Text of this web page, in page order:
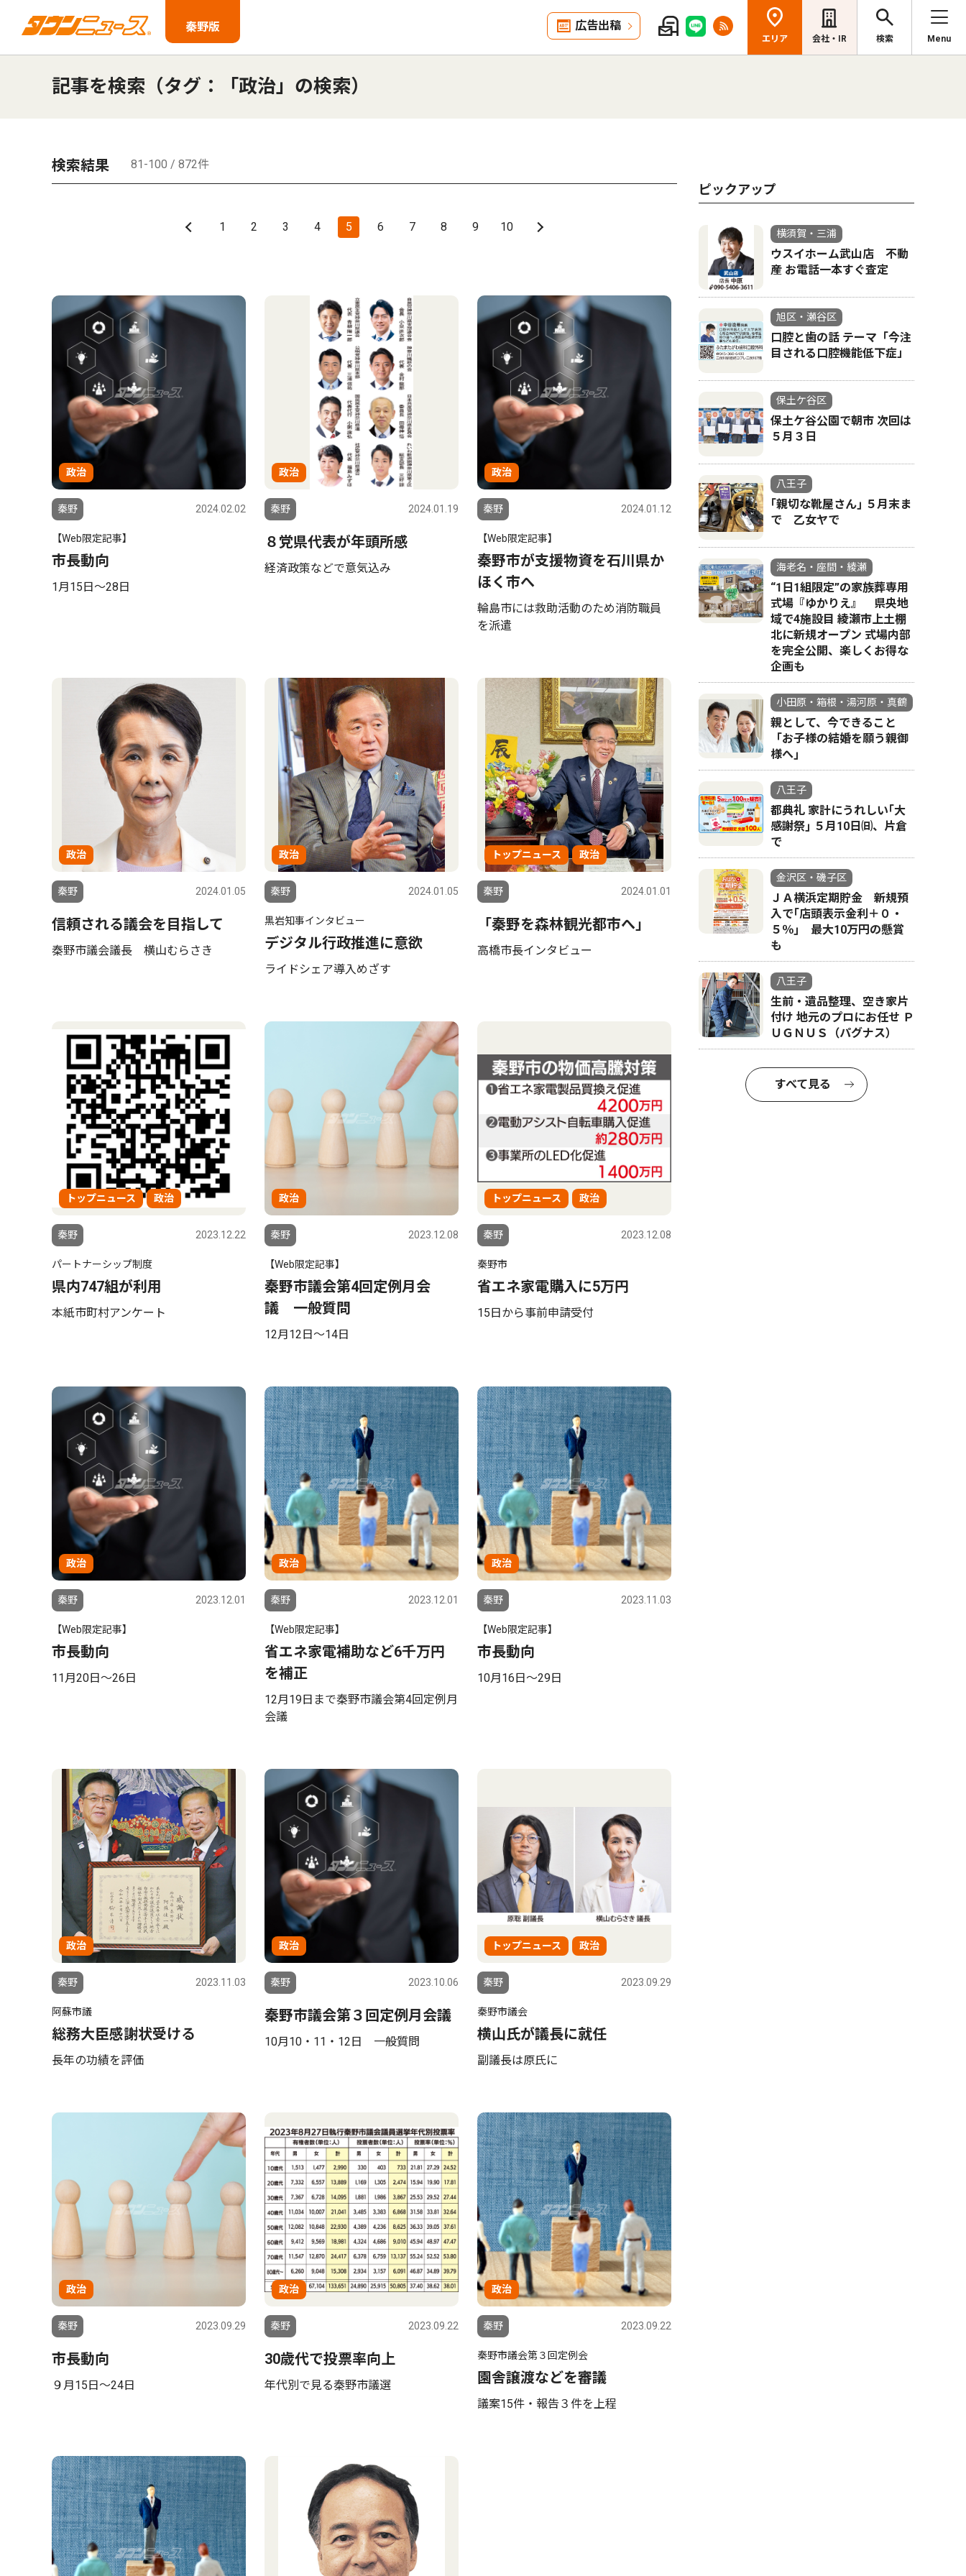
秦野版 広告出稿
エリア 会社・IR 検索 Menu
記事を検索（タグ：「政治」の検索）
検索結果 81-100 / 872件
1 2 3 4 5 6 7 8 9 10
政治
秦野 2024.02.02
【Web限定記事】
市長動向
1月15日〜28日
政治
秦野 2024.01.19
８党県代表が年頭所感
経済政策などで意気込み
政治
秦野 2024.01.12
【Web限定記事】
秦野市が支援物資を石川県か
ほく市へ
輪島市には救助活動のため消防職員
を派遣
政治
秦野 2024.01.05
信頼される議会を目指して
秦野市議会議長 横山むらさき
政治
秦野 2024.01.05
黒岩知事インタビュー
デジタル行政推進に意欲
ライドシェア導入めざす
トップニュース 政治
秦野 2024.01.01
「秦野を森林観光都市へ」
高橋市長インタビュー
トップニュース 政治
秦野 2023.12.22
パートナーシップ制度
県内747組が利用
本紙市町村アンケート
政治
秦野 2023.12.08
【Web限定記事】
秦野市議会第4回定例月会
議 一般質問
12月12日〜14日
トップニュース 政治
秦野 2023.12.08
秦野市
省エネ家電購入に5万円
15日から事前申請受付
政治
秦野 2023.12.01
【Web限定記事】
市長動向
11月20日〜26日
政治
秦野 2023.12.01
【Web限定記事】
省エネ家電補助など6千万円
を補正
12月19日まで秦野市議会第4回定例月
会議
政治
秦野 2023.11.03
【Web限定記事】
市長動向
10月16日〜29日
政治
秦野 2023.11.03
阿蘇市議
総務大臣感謝状受ける
長年の功績を評価
政治
秦野 2023.10.06
秦野市議会第３回定例月会議
10月10・11・12日 一般質問
トップニュース 政治
秦野 2023.09.29
秦野市議会
横山氏が議長に就任
副議長は原氏に
政治
秦野 2023.09.29
市長動向
９月15日〜24日
政治
秦野 2023.09.22
30歳代で投票率向上
年代別で見る秦野市議選
政治
秦野 2023.09.22
秦野市議会第３回定例会
園舎譲渡などを審議
議案15件・報告３件を上程
ピックアップ
横須賀・三浦
ウスイホーム武山店 不動
産 お電話一本すぐ査定
旭区・瀬谷区
口腔と歯の話 テーマ「今注
目される口腔機能低下症」
保土ケ谷区
保土ケ谷公園で朝市 次回は
５月３日
八王子
｢親切な靴屋さん｣ ５月末ま
で 乙女ヤで
海老名・座間・綾瀬
“1日1組限定”の家族葬専用
式場『ゆかりえ』 県央地
域で4施設目 綾瀬市上土棚
北に新規オープン 式場内部
を完全公開、楽しくお得な
企画も
小田原・箱根・湯河原・真鶴
親として、今できること
「お子様の結婚を願う親御
様へ｣
八王子
都典礼 家計にうれしい｢大
感謝祭｣ ５月10日㈰、片倉
で
金沢区・磯子区
ＪＡ横浜定期貯金 新規預
入で｢店頭表示金利＋０・
５％｣ 最大10万円の懸賞
も
八王子
生前・遺品整理、空き家片
付け 地元のプロにお任せ Ｐ
ＵＧＮＵＳ（パグナス）
すべて見る